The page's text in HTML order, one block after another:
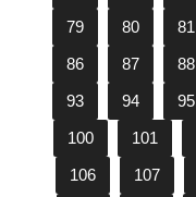
79
80 81
86
87 88
93
94 95
100
101
106
107